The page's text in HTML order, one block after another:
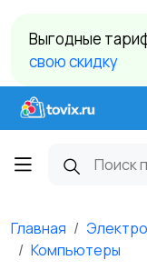
Выгодные
свою скидку
Главная
Компьютеры